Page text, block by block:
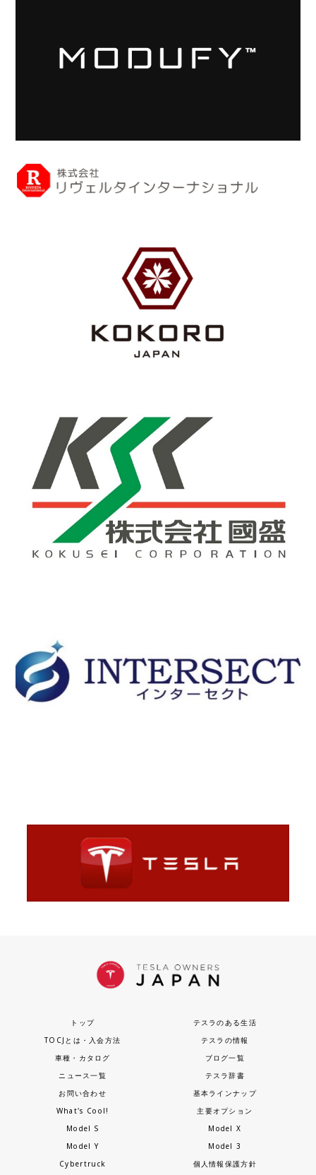
トップ
テスラのある生活
TOCJとは・入会方法
テスラの情報
車種・カタログ
ブログ一覧
ニュース一覧
テスラ辞書
お問い合わせ
基本ラインナップ
What's Cool!
主要オプション
Model S
Model X
Model Y
Model 3
Cybertruck
個人情報保護方針